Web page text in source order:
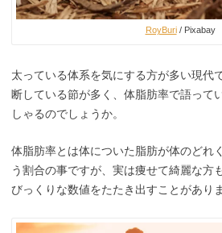
RoyBuri/ Pixabay
太っている体系を気にする方が多い現代
断している節が多く、体脂肪率で語って
しゃるのでしょうか。
体脂肪率とは体についた脂肪が体のどれ
う割合の事ですが、実は痩せて綺麗な方
びっくりな数値をたたき出すことがありま